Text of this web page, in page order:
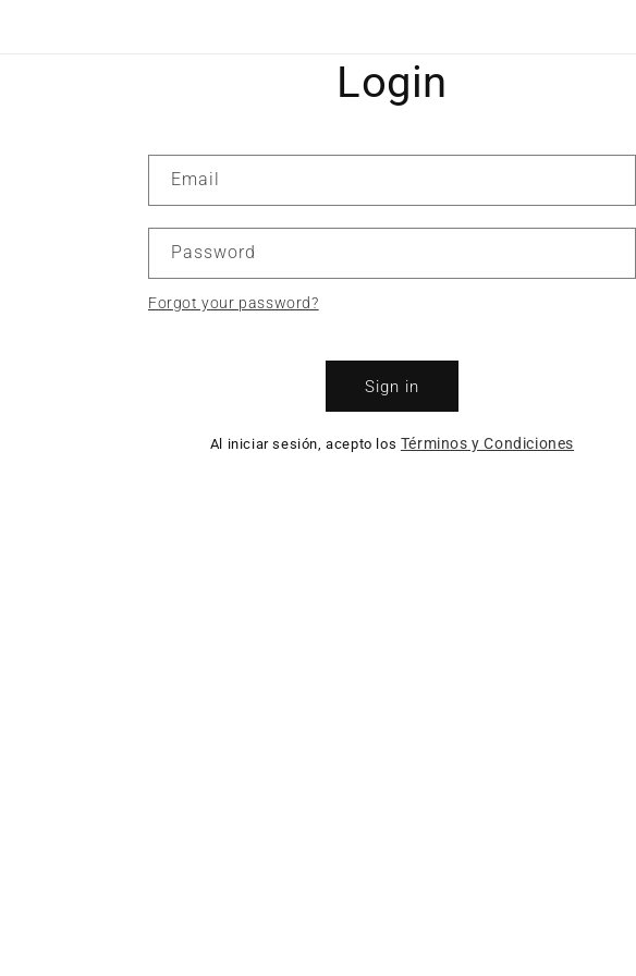
Login
Email
Password
Forgot your password?
Sign in
Al iniciar sesión, acepto los Términos y Condiciones